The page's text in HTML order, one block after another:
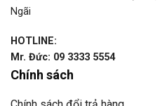
Ngãi
HOTLINE:
Mr. Đức: 09 3333 5554
Chính sách